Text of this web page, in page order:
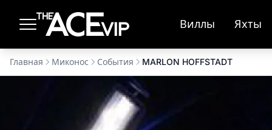
Виллы Яхты
Главная Миконос События MARLON HOFFSTADT